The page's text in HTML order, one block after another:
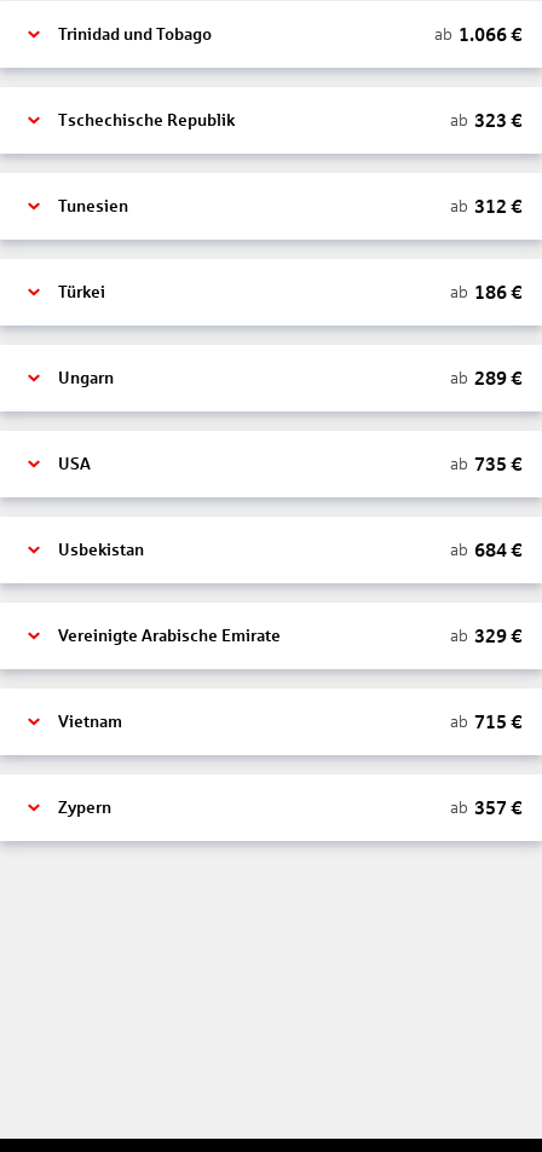
Trinidad und Tobago ab 1.066€
Tschechische Republik ab 323 €
Tunesien ab 312 €
Türkei ab 186€
Ungarn ab 289€
USA ab 735 €
Usbekistan ab 684€
Vereinigte Arabische Emirate ab 329€
Vietnam ab 715 €
Zypern ab 357 €